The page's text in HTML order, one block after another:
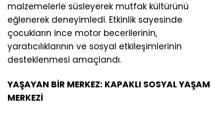
malzemelerle süsleyerek mutfak kültürünü
eğlenerek deneyimledi. Etkinlik sayesinde
çocukların ince motor becerilerinin,
yaratıcılıklarının ve sosyal etkileşimlerinin
desteklenmesi amaçlandı.
YAŞAYAN BİR MERKEZ: KAPAKLI SOSYAL YAŞAM
MERKEZİ